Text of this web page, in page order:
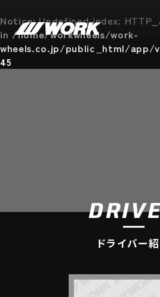
Notice: Undefined index:
in /home/workwheels/work-
wheels.co.jp/public_html/app/
45
ドライバー